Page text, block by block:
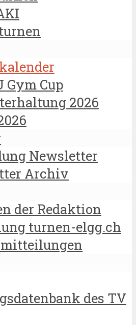
Gym Cup
2026
Newsletter
Archiv
der Redaktion
turnen-elgg.ch
des TV